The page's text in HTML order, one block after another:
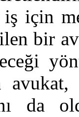
için
bir
da